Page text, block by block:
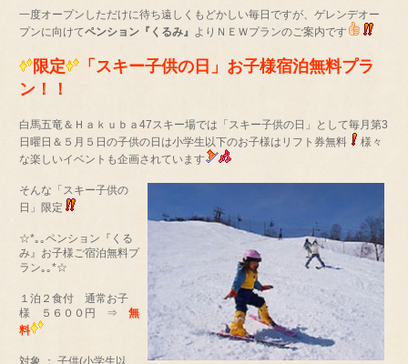
一度オープンしただけに待ち遠しくもどかしい毎日ですが、ゲレンデオー
プンに向けてペンション『くるみ』 よりＮＥＷプランのご案内です
限定
「スキー子供の日」お子様宿泊無料プラ
ン！！
白馬五竜＆Ｈａｋｕｂａ47スキー場では「スキー子供の日」として毎月第3
日曜日＆５月５日の子供の日は小学生以下のお子様はリフト券無料
様々
な楽しいイベントも企画されています
そんな「スキー子供の
日」限定
☆*｡｡ペンション『くる
み』お子様ご宿泊無料プ
ラン｡｡*☆
１泊２食付 通常お子
様 ５６００円 ⇒無
料
対象 ： 子供(小学生以